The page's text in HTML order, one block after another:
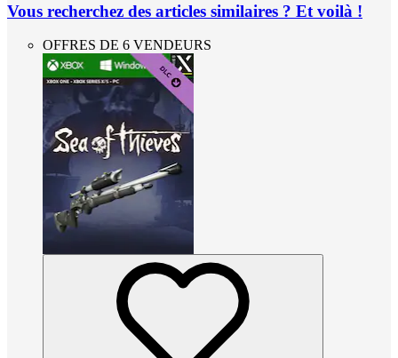
Vous recherchez des articles similaires ? Et voilà !
OFFRES DE 6 VENDEURS